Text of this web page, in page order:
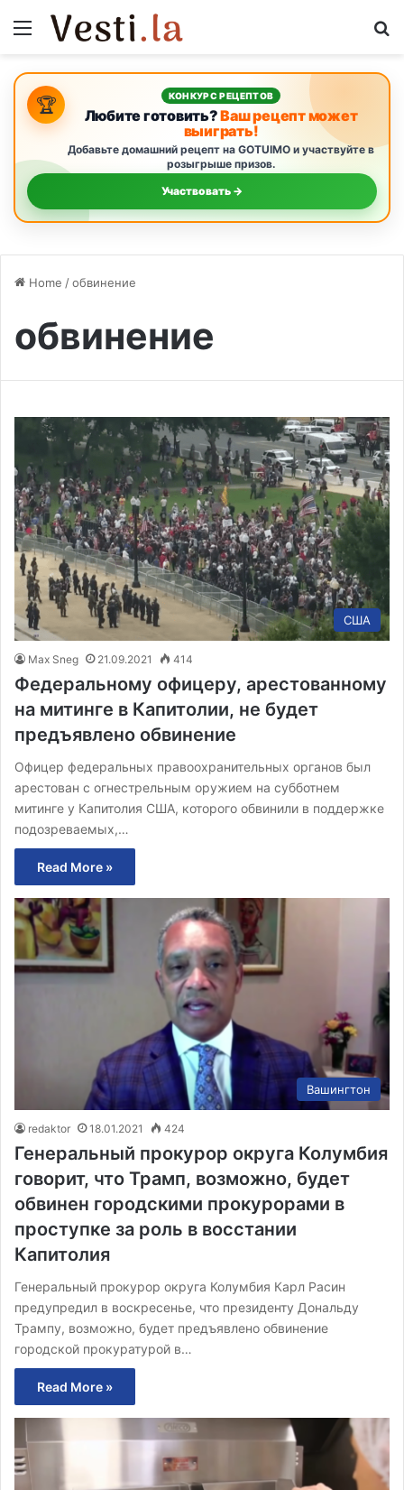
Menu
🏆 КОНКУРС РЕЦЕПТОВ
Любите готовить?Ваш рецепт может
выиграть!
Добавьте домашний рецепт на GOTUIMO и участвуйте в
розыгрыше призов.
Участвовать →
Home /обвинение
обвинение
США
Max Sneg 21.09.2021 414
Федеральному офицеру, арестованному
на митинге в Капитолии, не будет
предъявлено обвинение
Офицер федеральных правоохранительных органов был
арестован с огнестрельным оружием на субботнем
митинге у Капитолия США, которого обвинили в поддержке
подозреваемых,…
Read More »
Вашингтон
redaktor 18.01.2021 424
Генеральный прокурор округа Колумбия
говорит, что Трамп, возможно, будет
обвинен городскими прокурорами в
проступке за роль в восстании
Капитолия
Генеральный прокурор округа Колумбия Карл Расин
предупредил в воскресенье, что президенту Дональду
Трампу, возможно, будет предъявлено обвинение
городской прокуратурой в…
Read More »